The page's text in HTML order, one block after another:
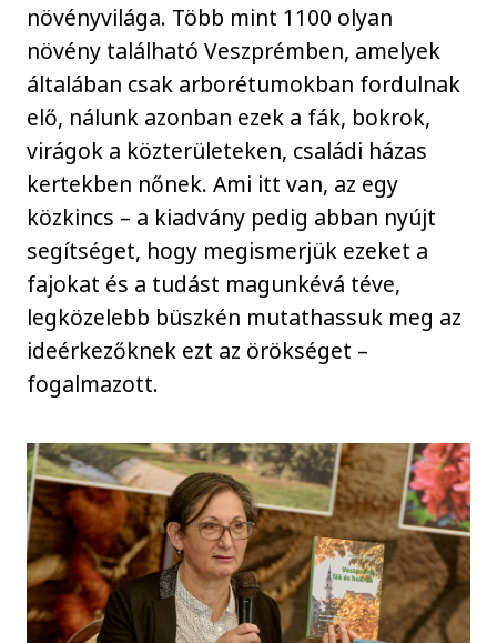
növényvilága. Több mint 1100 olyan
növény található Veszprémben, amelyek
általában csak arborétumokban fordulnak
elő, nálunk azonban ezek a fák, bokrok,
virágok a közterületeken, családi házas
kertekben nőnek. Ami itt van, az egy
közkincs – a kiadvány pedig abban nyújt
segítséget, hogy megismerjük ezeket a
fajokat és a tudást magunkévá téve,
legközelebb büszkén mutathassuk meg az
ideérkezőknek ezt az örökséget –
fogalmazott.